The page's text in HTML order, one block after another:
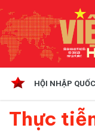
HỘI NHẬP
Thực